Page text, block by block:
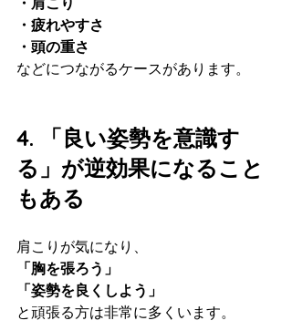
・疲れやすさ
・頭の重さ
などにつながるケースがあります。
4. 「良い姿勢を意識す
る」が逆効果になること
もある
肩こりが気になり、
「胸を張ろう」
「姿勢を良くしよう」
と頑張る方は非常に多くいます。